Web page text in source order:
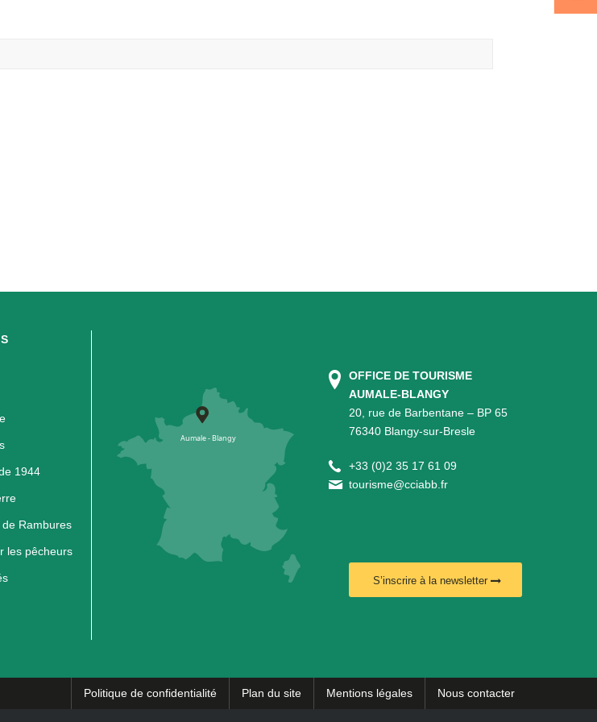
1944
Rambures
les pêcheurs
OFFICE DE TOURISME
AUMALE-BLANGY
20, rue de Barbentane – BP 65
76340 Blangy-sur-Bresle
+33 (0)2 35 17 61 09
tourisme@cciabb.fr
S’inscrire à la newsletter
Politique de confidentialité Plan du site Mentions légales Nous contacter